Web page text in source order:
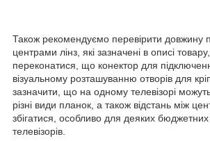
Також рекомендуємо перевірити довжину
центрами лінз, які зазначені в описі
переконатися, що конектор для
візуальному розташуванню отворів для
зазначити, що на одному телевізорі
різні види планок, а також відстань між
збігатися, особливо для деяких
телевізорів.